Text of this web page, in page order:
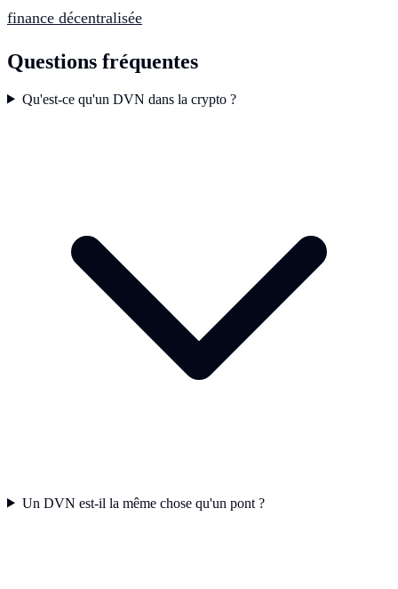
finance décentralisée
Questions fréquentes
Qu'est-ce qu'un DVN dans la crypto ?
Un DVN est-il la même chose qu'un pont ?